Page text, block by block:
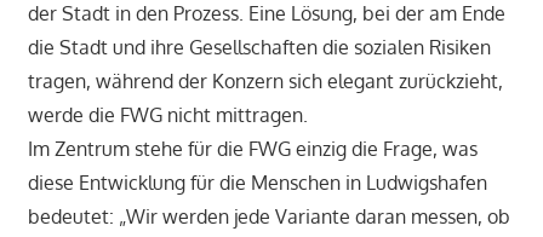
der Stadt in den Prozess. Eine Lösung, bei der am Ende
die Stadt und ihre Gesellschaften die sozialen Risiken
tragen, während der Konzern sich elegant zurückzieht,
werde die FWG nicht mittragen.
Im Zentrum stehe für die FWG einzig die Frage, was
diese Entwicklung für die Menschen in Ludwigshafen
bedeutet: „Wir werden jede Variante daran messen, ob